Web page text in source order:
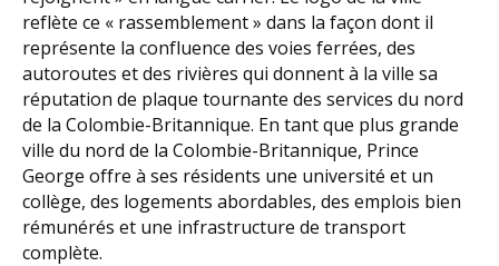
reflète ce « rassemblement » dans la façon dont il
représente la confluence des voies ferrées, des
autoroutes et des rivières qui donnent à la ville sa
réputation de plaque tournante des services du nord
de la Colombie-Britannique. En tant que plus grande
ville du nord de la Colombie-Britannique, Prince
George offre à ses résidents une université et un
collège, des logements abordables, des emplois bien
rémunérés et une infrastructure de transport
complète.